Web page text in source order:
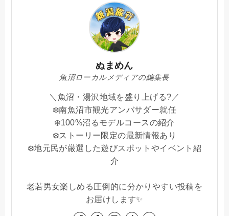
ぬまめん
魚沼ローカルメディアの編集長
＼魚沼・湯沢地域を盛り上げる?／
❄️南魚沼市観光アンバサダー就任
❄️100%沼るモデルコースの紹介
❄️ストーリー限定の最新情報あり
❄️地元民が厳選した遊びスポットやイベント紹
介
老若男女楽しめる圧倒的に分かりやすい投稿を
お届けします✨